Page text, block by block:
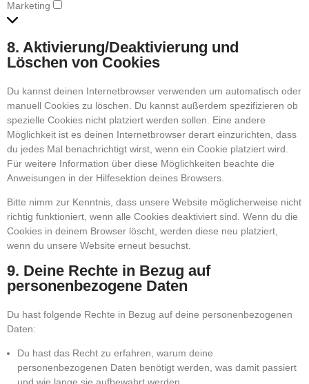
Marketing
8. Aktivierung/Deaktivierung und
Löschen von Cookies
Du kannst deinen Internetbrowser verwenden um automatisch oder
manuell Cookies zu löschen. Du kannst außerdem spezifizieren ob
spezielle Cookies nicht platziert werden sollen. Eine andere
Möglichkeit ist es deinen Internetbrowser derart einzurichten, dass
du jedes Mal benachrichtigt wirst, wenn ein Cookie platziert wird.
Für weitere Information über diese Möglichkeiten beachte die
Anweisungen in der Hilfesektion deines Browsers.
Bitte nimm zur Kenntnis, dass unsere Website möglicherweise nicht
richtig funktioniert, wenn alle Cookies deaktiviert sind. Wenn du die
Cookies in deinem Browser löscht, werden diese neu platziert,
wenn du unsere Website erneut besuchst.
9. Deine Rechte in Bezug auf
personenbezogene Daten
Du hast folgende Rechte in Bezug auf deine personenbezogenen
Daten:
Du hast das Recht zu erfahren, warum deine
personenbezogenen Daten benötigt werden, was damit passiert